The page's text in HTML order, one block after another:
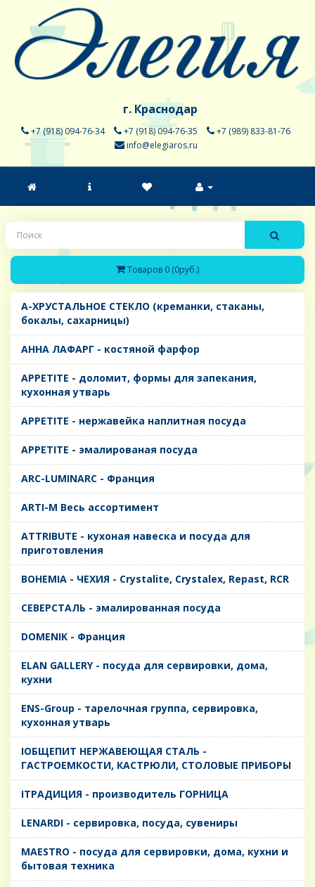
г. Краснодар
+7 (918) 094-76-34 +7 (918) 094-76-35
+7 (989) 833-81-76
info@elegiaros.ru
Товаров 0 (0руб.)
A-ХРУСТАЛЬНОЕ СТЕКЛО (креманки, стаканы,
бокалы, сахарницы)
AHHA ЛАФАРГ - костяной фарфор
APPETITE - доломит, формы для запекания,
кухонная утварь
APPETITE - нержавейка наплитная посуда
APPETITE - эмалированая посуда
ARC-LUMINARC - Франция
ARTI-M Весь ассортимент
ATTRIBUTE - кухоная навеска и посуда для
приготовления
BOHEMIA - ЧЕХИЯ - Crystalite, Crystalex, Repast, RCR
CЕВЕРСТАЛЬ - эмалированная посуда
DOMENIK - Франция
ELAN GALLERY - посуда для сервировки, дома,
кухни
ENS-Group - тарелочная группа, сервировка,
кухонная утварь
IОБЩЕПИТ НЕРЖАВЕЮЩАЯ СТАЛЬ -
ГАСТРОЕМКОСТИ, КАСТРЮЛИ, СТОЛОВЫЕ ПРИБОРЫ
IТРАДИЦИЯ - производитель ГОРНИЦА
LENARDI - сервировка, посуда, сувениры
MAESTRO - посуда для сервировки, дома, кухни и
бытовая техника